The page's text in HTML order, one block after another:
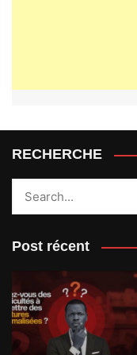
RECHERCHE
Post récent